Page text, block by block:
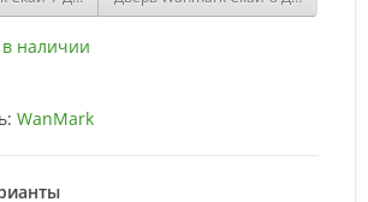
в наличии
WanMark